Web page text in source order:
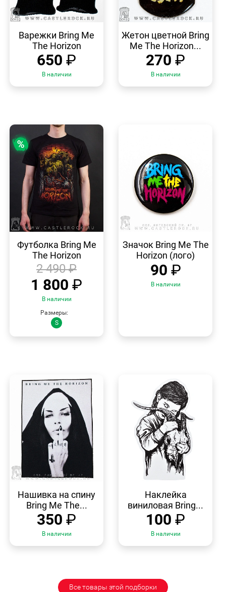
ПРОСМОТР
Варежки Bring Me
The Horizon
650 ₽
В наличии
ПРОСМОТР
Жетон цветной Bring
Me The Horizon...
270 ₽
В наличии
ПРОСМОТР
Футболка Bring Me
The Horizon
2 490₽
1 800 ₽
В наличии
Размеры:
S
ПРОСМОТР
Значок Bring Me The
Horizon (лого)
90 ₽
В наличии
ПРОСМОТР
Нашивка на спину
Bring Me The...
350 ₽
В наличии
ПРОСМОТР
Наклейка
виниловая Bring...
100 ₽
В наличии
Все товары этой подборки